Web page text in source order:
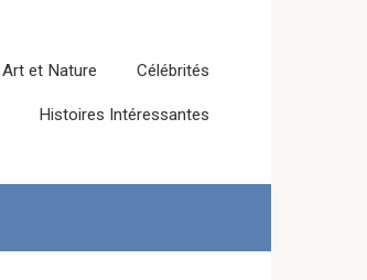
Art et Nature Célébrités
Histoires Intéressantes